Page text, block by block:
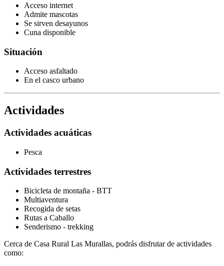
Acceso internet
Admite mascotas
Se sirven desayunos
Cuna disponible
Situación
Acceso asfaltado
En el casco urbano
Actividades
Actividades acuáticas
Pesca
Actividades terrestres
Bicicleta de montaña - BTT
Multiaventura
Recogida de setas
Rutas a Caballo
Senderismo - trekking
Cerca de Casa Rural Las Murallas, podrás disfrutar de actividades
como: